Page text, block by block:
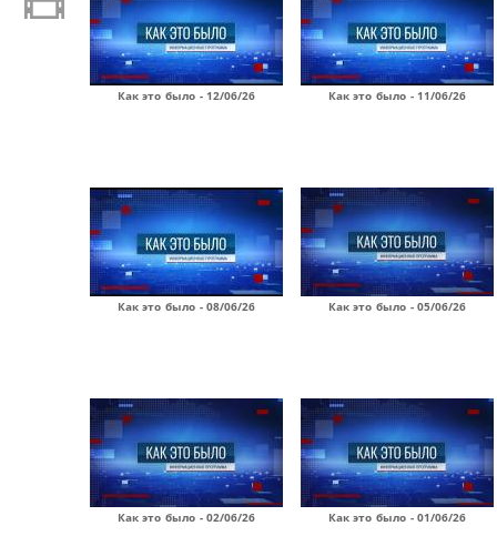
Как это было - 12/06/26 Как это было - 11/06/26
Как это было - 08/06/26 Как это было - 05/06/26
Как это было - 02/06/26 Как это было - 01/06/26